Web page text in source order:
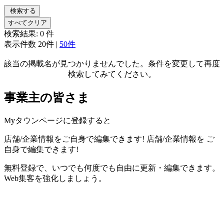
検索する
すべてクリア
検索結果: 0 件
表示件数 20件 | 50件
該当の掲載名が見つかりませんでした。条件を変更して再度
検索してみてください。
事業主の皆さま
Myタウンページに登録すると
店舗/企業情報をご自身で編集できます! 店舗/企業情報を ご
自身で編集できます!
無料登録で、いつでも何度でも自由に更新・編集できます。
Web集客を強化しましょう。